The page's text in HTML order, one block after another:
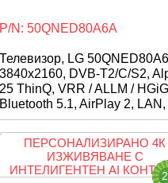
P/N: 50QNED80A6A
Телевизор, LG
3840x2160, DVB-T2/C/S2,
25 ThinQ, VRR / ALLM /
Bluetooth 5.1, AirPlay 2,
ПЕРСОНАЛИЗИРАНО 4К
ИЗЖИВЯВАНЕ С
ИНТЕЛИГЕНТЕН AI